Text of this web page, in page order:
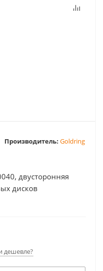
Производитель: Goldring
двусторонняя
дисков
дешевле?